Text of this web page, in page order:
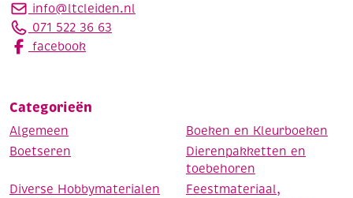
info@ltcleiden.nl
071 522 36 63
facebook
Categorieën
Algemeen
Boeken en Kleurboeken
Boetseren
Dierenpakketten en
toebehoren
Diverse Hobbymaterialen
Feestmateriaal,